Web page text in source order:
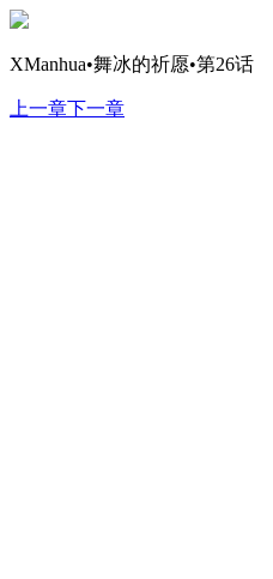
XManhua•舞冰的祈愿•第26话
上一章下一章